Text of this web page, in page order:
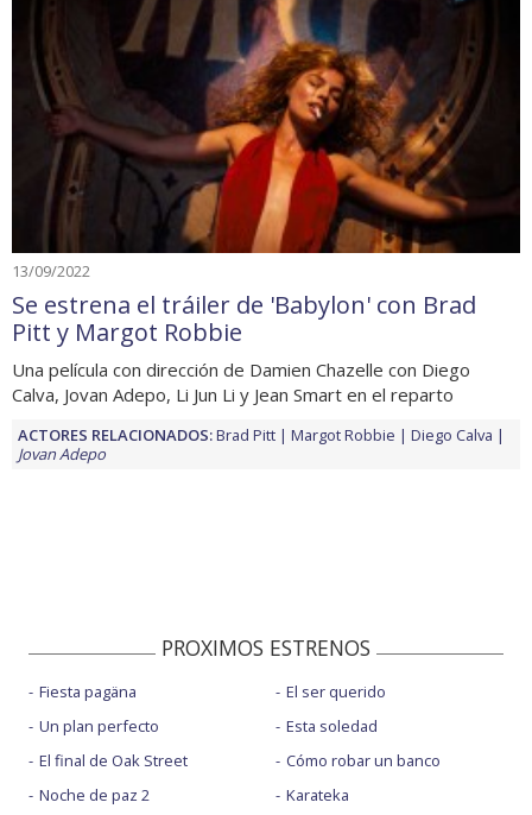
13/09/2022
Se estrena el tráiler de 'Babylon' con Brad
Pitt y Margot Robbie
Una película con dirección de Damien Chazelle con Diego
Calva, Jovan Adepo, Li Jun Li y Jean Smart en el reparto
ACTORES RELACIONADOS:Brad Pitt Margot Robbie
Diego Calva
Jovan Adepo
PROXIMOS ESTRENOS
Fiesta pagäna
Un plan perfecto
El final de Oak Street
Noche de paz 2
El ser querido
Esta soledad
Cómo robar un banco
Karateka